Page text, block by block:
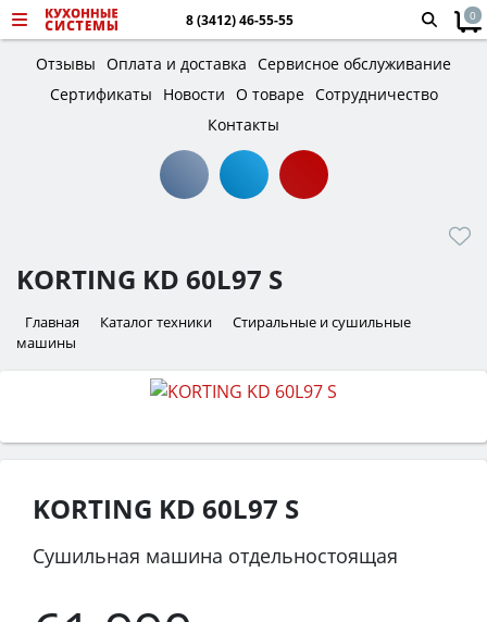
8 (3412) 46-55-55 0
Отзывы Оплата и доставка Сервисное обслуживание
Сертификаты
Новости О товаре Сотрудничество
Контакты
KORTING KD 60L97 S
Главная Каталог техники
Стиральные и сушильные
машины
KORTING KD 60L97 S
Сушильная машина отдельностоящая